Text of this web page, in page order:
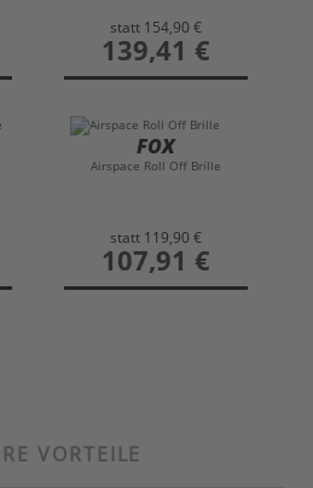
statt 154,90 €
preis
139,41 €
FOX
Airspace Roll Off Brille
statt 119,90 €
preis
107,91 €
VORTEILE